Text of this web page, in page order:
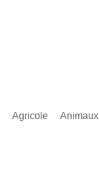
Agricole Animaux